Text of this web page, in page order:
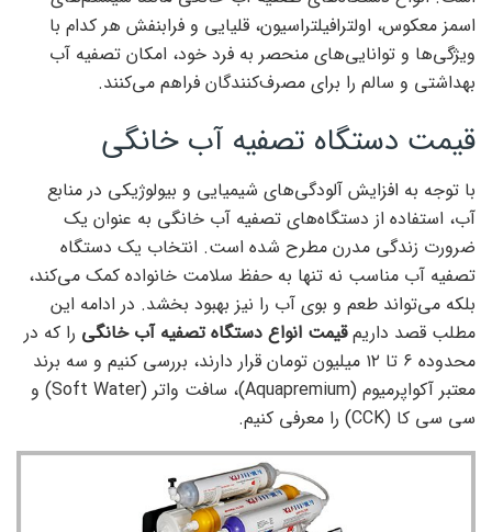
اسمز معکوس، اولترافیلتراسیون، قلیایی و فرابنفش هر کدام با
ویژگی‌ها و توانایی‌های منحصر به فرد خود، امکان تصفیه آب
بهداشتی و سالم را برای مصرف‌کنندگان فراهم می‌کنند.
قیمت دستگاه تصفیه آب خانگی
با توجه به افزایش آلودگی‌های شیمیایی و بیولوژیکی در منابع
آب، استفاده از دستگاه‌های تصفیه آب خانگی به عنوان یک
ضرورت زندگی مدرن مطرح شده است. انتخاب یک دستگاه
تصفیه آب مناسب نه تنها به حفظ سلامت خانواده کمک می‌کند،
بلکه می‌تواند طعم و بوی آب را نیز بهبود بخشد. در ادامه این
مطلب قصد داریمقیمت انواع دستگاه‌ تصفیه آب خانگی را که در
محدوده ۶ تا ۱۲ میلیون تومان قرار دارند، بررسی کنیم و سه برند
معتبر آکواپرمیوم (Aquapremium)، سافت واتر (Soft Water) و
سی سی کا (CCK) را معرفی کنیم.